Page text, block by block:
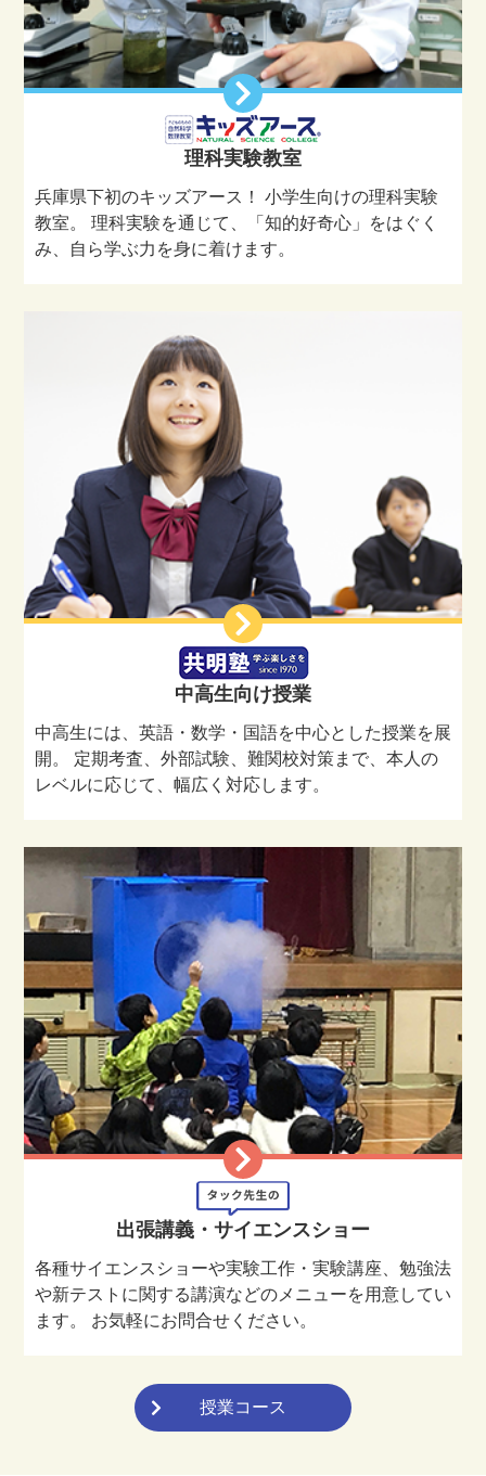
理科実験教室
兵庫県下初のキッズアース！ 小学生向けの理科実験
教室。 理科実験を通じて、「知的好奇心」をはぐく
み、自ら学ぶ力を身に着けます。
中高生向け授業
中高生には、英語・数学・国語を中心とした授業を展
開。 定期考査、外部試験、難関校対策まで、本人の
レベルに応じて、幅広く対応します。
出張講義・サイエンスショー
各種サイエンスショーや実験工作・実験講座、勉強法
や新テストに関する講演などのメニューを用意してい
ます。 お気軽にお問合せください。
授業コース